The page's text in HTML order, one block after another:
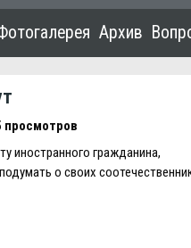
Архив
просмотров
иностранного гражданина,
о своих